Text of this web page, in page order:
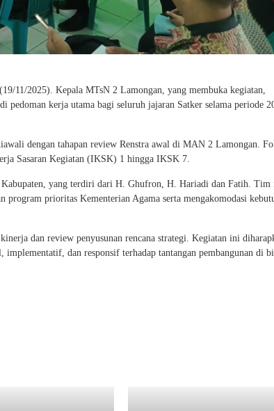
11/2025). Kepala MTsN 2 Lamongan, yang membuka kegiatan,
pedoman kerja utama bagi seluruh jajaran Satker selama periode
dengan tahapan review Renstra awal di MAN 2 Lamongan.
Sasaran Kegiatan (IKSK) 1 hingga IKSK 7.
Kabupaten, yang terdiri dari H. Ghufron, H. Hariadi dan Fatih. Tim
program prioritas Kementerian Agama serta mengakomodasi
dan review penyusunan rencana strategi. Kegiatan ini
implementatif, dan responsif terhadap tantangan pembangunan di